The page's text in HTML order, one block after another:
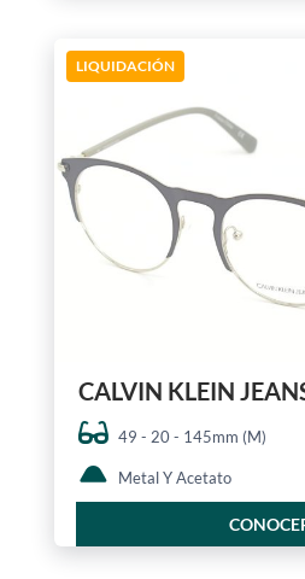
LIQUIDACIÓN
CALVIN KLEIN
49 - 20 - 145mm (M)
Metal Y Acetato